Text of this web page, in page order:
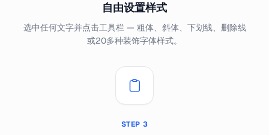
自由设置样式
选中任何文字并点击工具栏 — 粗体、斜体、下划线、删除线
或20多种装饰字体样式。
STEP 3